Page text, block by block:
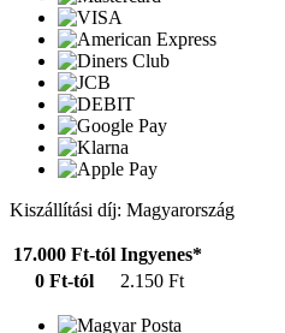
Kiszállítási díj: Magyarország
17.000 Ft-tól Ingyenes*
0 Ft-tól
2.150 Ft